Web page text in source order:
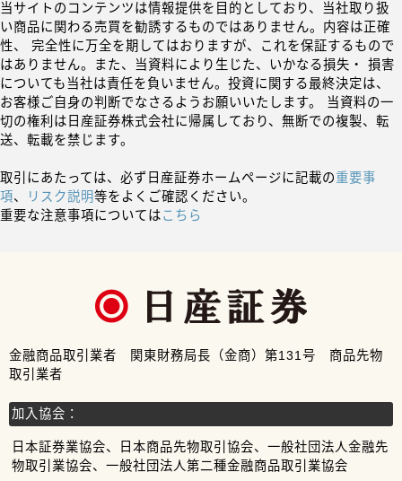
当サイトのコンテンツは情報提供を目的としており、当社取り扱
い商品に関わる売買を勧誘するものではありません。内容は正確
性、 完全性に万全を期してはおりますが、これを保証するもので
はありません。また、当資料により生じた、いかなる損失・ 損害
についても当社は責任を負いません。投資に関する最終決定は、
お客様ご自身の判断でなさるようお願いいたします。 当資料の一
切の権利は日産証券株式会社に帰属しており、無断での複製、転
送、転載を禁じます。
取引にあたっては、必ず日産証券ホームページに記載の重要事
項、 リスク説明等をよくご確認ください。
重要な注意事項についてはこちら
金融商品取引業者 関東財務局長（金商）第131号 商品先物
取引業者
加入協会：
日本証券業協会、日本商品先物取引協会、一般社団法人金融先
物取引業協会、一般社団法人第二種金融商品取引業協会